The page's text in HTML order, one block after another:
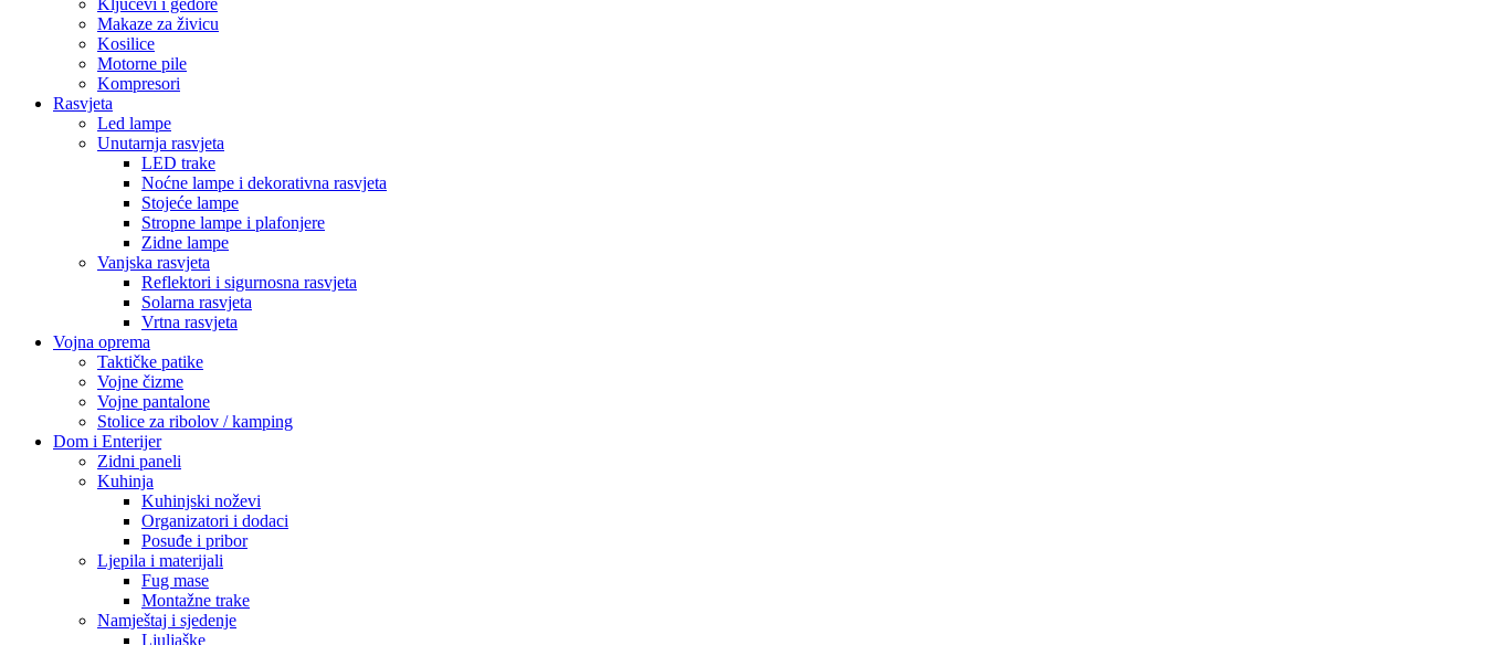
Ključevi i gedore
Makaze za živicu
Kosilice
Motorne pile
Kompresori
Rasvjeta
Led lampe
Unutarnja rasvjeta
LED trake
Noćne lampe i dekorativna rasvjeta
Stojeće lampe
Stropne lampe i plafonjere
Zidne lampe
Vanjska rasvjeta
Reflektori i sigurnosna rasvjeta
Solarna rasvjeta
Vrtna rasvjeta
Vojna oprema
Taktičke patike
Vojne čizme
Vojne pantalone
Stolice za ribolov / kamping
Dom i Enterijer
Zidni paneli
Kuhinja
Kuhinjski noževi
Organizatori i dodaci
Posuđe i pribor
Ljepila i materijali
Fug mase
Montažne trake
Namještaj i sjedenje
Ljuljaške